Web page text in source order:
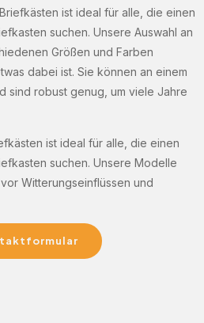
ist ideal für alle, die einen
suchen. Unsere Auswahl an
Größen und Farben
dabei ist. Sie können an einem
sind robust genug, um viele Jahre
ist ideal für alle, die einen
suchen. Unsere Modelle
Witterungseinflüssen und